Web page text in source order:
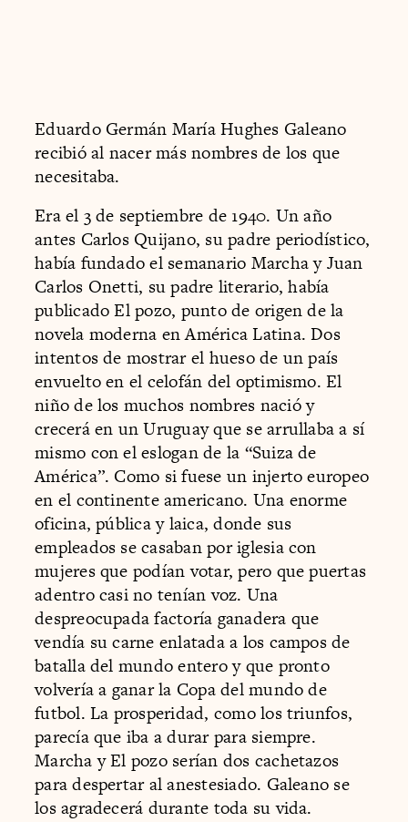
Eduardo Germán María Hughes Galeano
recibió al nacer más nombres de los que
necesitaba.
Era el 3 de septiembre de 1940. Un año
antes Carlos Quijano, su padre periodístico,
había fundado el semanario Marcha y Juan
Carlos Onetti, su padre literario, había
publicado El pozo, punto de origen de la
novela moderna en América Latina. Dos
intentos de mostrar el hueso de un país
envuelto en el celofán del optimismo. El
niño de los muchos nombres nació y
crecerá en un Uruguay que se arrullaba a sí
mismo con el eslogan de la “Suiza de
América”. Como si fuese un injerto europeo
en el continente americano. Una enorme
oficina, pública y laica, donde sus
empleados se casaban por iglesia con
mujeres que podían votar, pero que puertas
adentro casi no tenían voz. Una
despreocupada factoría ganadera que
vendía su carne enlatada a los campos de
batalla del mundo entero y que pronto
volvería a ganar la Copa del mundo de
futbol. La prosperidad, como los triunfos,
parecía que iba a durar para siempre.
Marcha y El pozo serían dos cachetazos
para despertar al anestesiado. Galeano se
los agradecerá durante toda su vida.